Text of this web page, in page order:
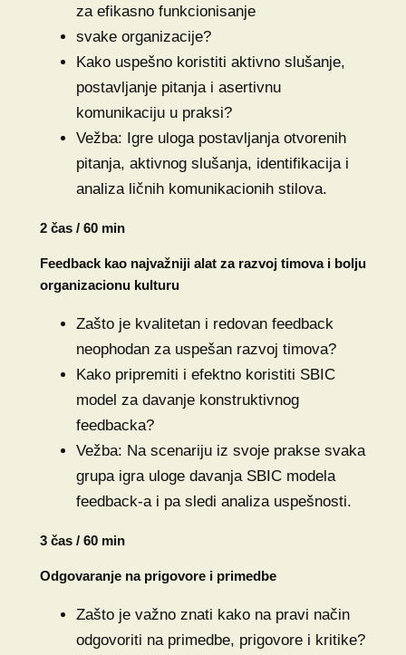
za efikasno funkcionisanje
svake organizacije?
Kako uspešno koristiti aktivno slušanje,
postavljanje pitanja i asertivnu
komunikaciju u praksi?
Vežba: Igre uloga postavljanja otvorenih
pitanja, aktivnog slušanja, identifikacija i
analiza ličnih komunikacionih stilova.
2 čas / 60 min
Feedback kao najvažniji alat za razvoj timova i bolju
organizacionu kulturu
Zašto je kvalitetan i redovan feedback
neophodan za uspešan razvoj timova?
Kako pripremiti i efektno koristiti SBIC
model za davanje konstruktivnog
feedbacka?
Vežba: Na scenariju iz svoje prakse svaka
grupa igra uloge davanja SBIC modela
feedback-a i pa sledi analiza uspešnosti.
3 čas / 60 min
Odgovaranje na prigovore i primedbe
Zašto je važno znati kako na pravi način
odgovoriti na primedbe, prigovore i kritike?